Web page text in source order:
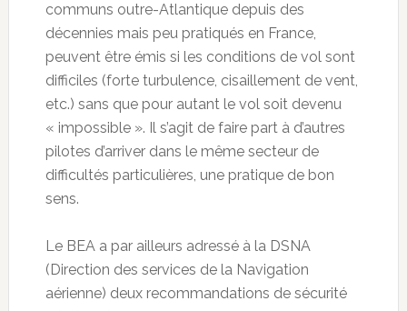
communs outre-Atlantique depuis des
décennies mais peu pratiqués en France,
peuvent être émis si les conditions de vol sont
difficiles (forte turbulence, cisaillement de vent,
etc.) sans que pour autant le vol soit devenu
« impossible ». Il s’agit de faire part à d’autres
pilotes d’arriver dans le même secteur de
difficultés particulières, une pratique de bon
sens.
Le BEA a par ailleurs adressé à la DSNA
(Direction des services de la Navigation
aérienne) deux recommandations de sécurité